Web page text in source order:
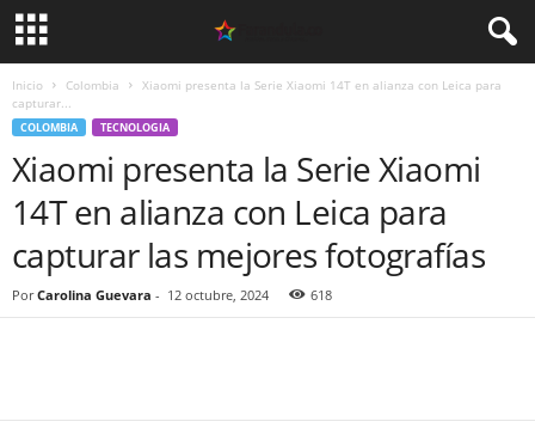
Inicio Colombia
Xiaomi presenta la Serie Xiaomi 14T en alianza con Leica para
capturar...
COLOMBIA TECNOLOGIA
Xiaomi presenta la Serie Xiaomi
14T en alianza con Leica para
capturar las mejores fotografías
Por Carolina Guevara - 12 octubre, 2024 618